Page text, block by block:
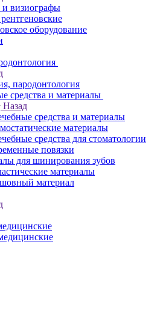
и визиографы
оборудование
пародонтология
средства и материалы
Назад
средства и материалы
материалы
средства для стоматологии
повязки
для шинирования зубов
материалы
материал